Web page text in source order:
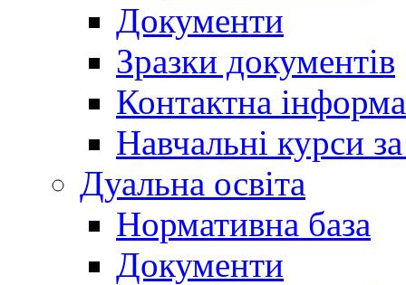
Документи
Зразки документів
Контактна
Навчальні курси
Дуальна освіта
Нормативна база
Документи